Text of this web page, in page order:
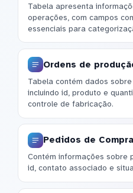
Tabela apresenta
operações, com campos
essenciais para
Ordens de
Tabela contém dados
incluindo id, produto e
controle de fabricação.
Pedidos de Compra
Contém informações sobre
id, contato associado e